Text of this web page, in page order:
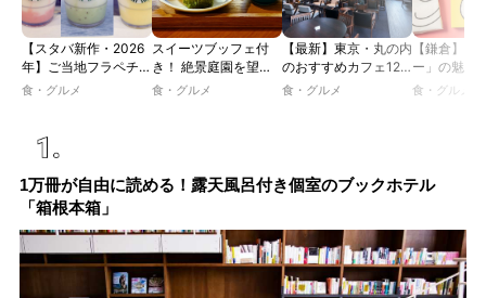
【スタバ新作・2026
年】ご当地フラペチー
ノが新登場！ 地域と
JIMOTO
PROGRAM」が青
森・群馬・沖縄で始
動。6種類を飲んで実
食レポート
食・グルメ
スイーツブッフェ付
き！ 絶景庭園を望む
ホテルレストランで味
食・グルメ
【最新】東京・丸の内
のおすすめカフェ12
選｜ひとりでゆったり
食・グルメ
【鎌倉】「
ー」の魅力
説！ 定番商
食・グルメ
1万冊が自由に読める！露天風呂付き個室のブックホテル
「箱根本箱」